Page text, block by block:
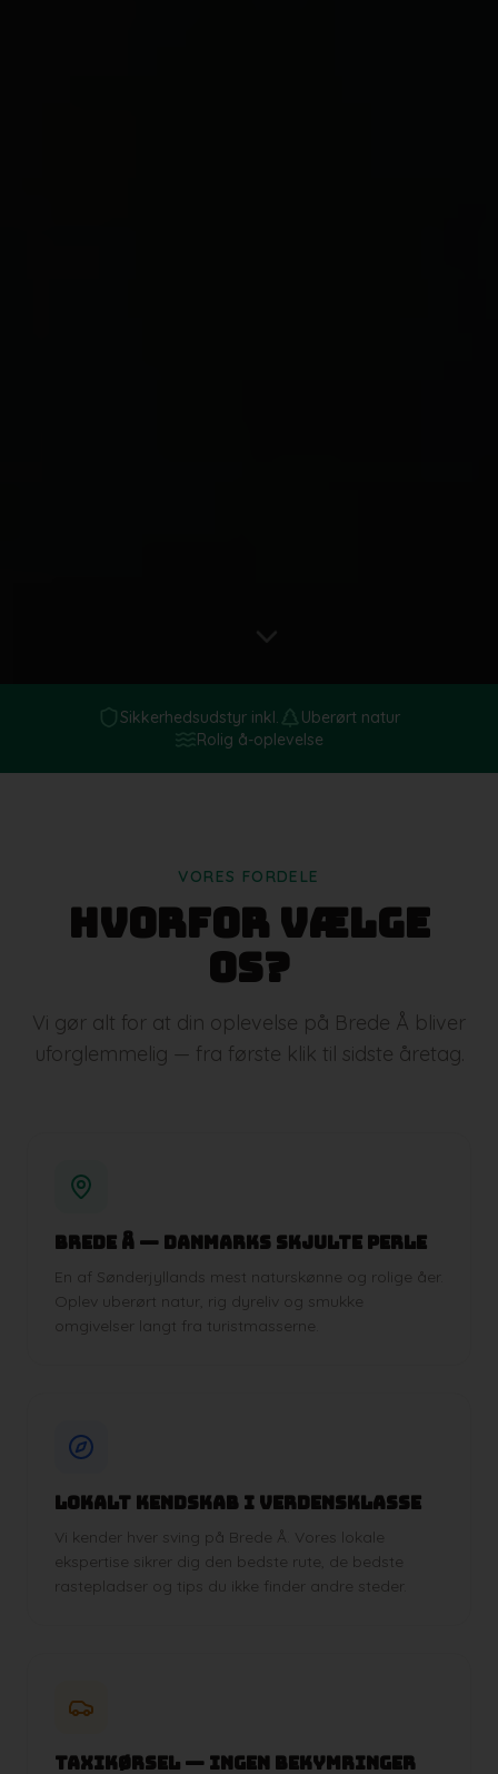
Sikkerhedsudstyr inkl.
Uberørt natur
Rolig å-oplevelse
VORES FORDELE
Hvorfor vælge
os?
Vi gør alt for at din oplevelse på Brede Å bliver
uforglemmelig — fra første klik til sidste åretag.
Brede Å — Danmarks skjulte perle
En af Sønderjyllands mest naturskønne og rolige åer.
Oplev uberørt natur, rig dyreliv og smukke
omgivelser langt fra turistmasserne.
Lokalt kendskab i verdensklasse
Vi kender hver sving på Brede Å. Vores lokale
ekspertise sikrer dig den bedste rute, de bedste
rastepladser og tips du ikke finder andre steder.
Taxikørsel — ingen bekymringer